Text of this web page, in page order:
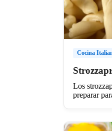
Cocina
Los
preparar